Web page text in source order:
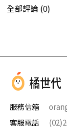
全部評論 (0)
服務信箱
客服電話